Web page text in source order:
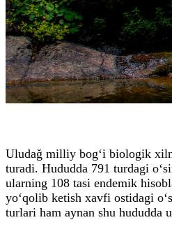
Uludağ milliy bog‘i biologik
turadi. Hududda 791 turdagi
ularning 108 tasi endemik
yo‘qolib ketish xavfi ostidagi
turlari ham aynan shu hududda